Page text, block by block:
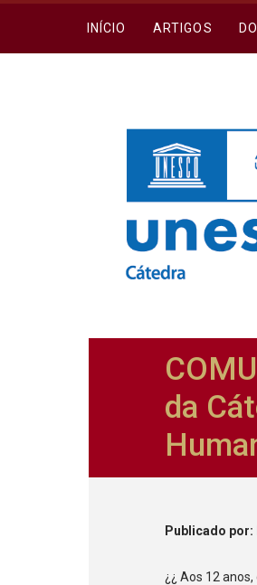
INÍCIO ARTIGOS
da
Publicado por:
¿¿ Aos 12